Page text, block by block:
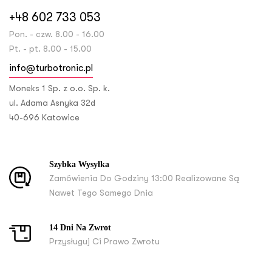
+48 602 733 053
Pon. - czw. 8.00 - 16.00
Pt. - pt. 8.00 - 15.00
info@turbotronic.pl
Moneks 1 Sp. z o.o. Sp. k.
ul. Adama Asnyka 32d
40-696 Katowice
Szybka Wysyłka
Zamówienia Do Godziny 13:00 Realizowane Są
Nawet Tego Samego Dnia
14 Dni Na Zwrot
Przysługuj Ci Prawo Zwrotu